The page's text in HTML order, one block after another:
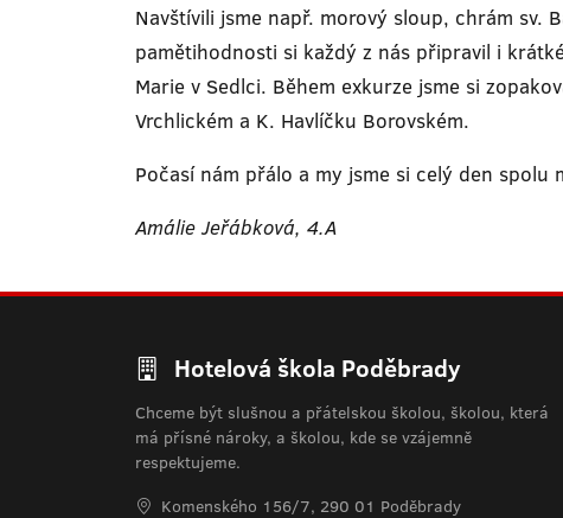
Navštívili jsme např. morový sloup, chrám sv.
pamětihodnosti si každý z nás připravil i
Marie v Sedlci. Během exkurze jsme si
Vrchlickém a K. Havlíčku Borovském.
Počasí nám přálo a my jsme si celý den spolu
Amálie Jeřábková, 4.A
Hotelová škola Poděbrady
Chceme být slušnou a přátelskou školou, školou, která
má přísné nároky, a školou, kde se vzájemně
respektujeme.
Komenského 156/7, 290 01 Poděbrady